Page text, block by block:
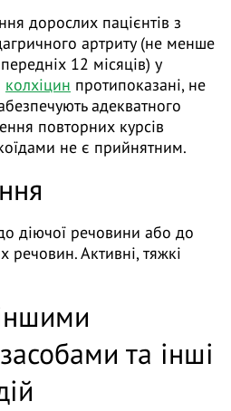
дорослих пацієнтів з
артриту (не менше
12 місяців) у
колхіцин протипоказані, не
адекватного
повторних курсів
не є прийнятним.
діючої речовини або до
речовин. Активні, тяжкі
та інші